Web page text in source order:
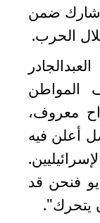
شارك ضمن
الحرب.
المواطن
معروف،
أعلن فيه
فنحن قد
يتحرك".